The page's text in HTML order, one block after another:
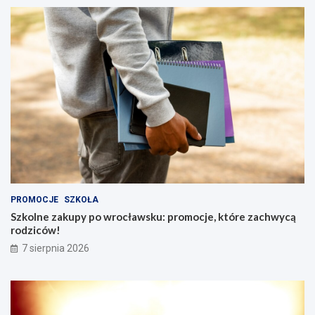
u
Ś
l
ą
k
i
m
PROMOCJE SZKOŁA
Szkolne zakupy po wrocławsku: promocje, które zachwycą
rodziców!
7 sierpnia 2026